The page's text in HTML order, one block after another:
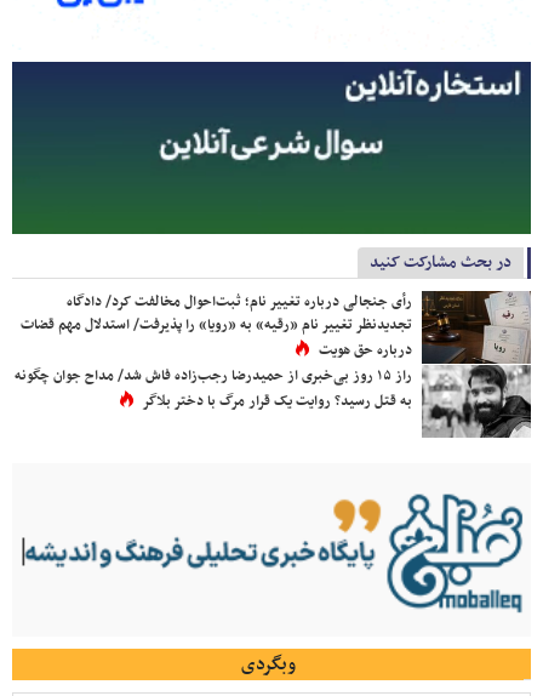
در بحث مشارکت کنید
رأی جنجالی درباره تغییر نام؛ ثبت‌احوال مخالفت کرد/ دادگاه
تجدیدنظر تغییر نام «رقیه» به «رویا» را پذیرفت/ استدلال مهم قضات
درباره حق هویت
راز ۱۵ روز بی‌خبری از حمیدرضا رجب‌زاده فاش شد/ مداح جوان چگونه
به قتل رسید؟ روایت یک قرار مرگ با دختر بلاگر
وبگردی